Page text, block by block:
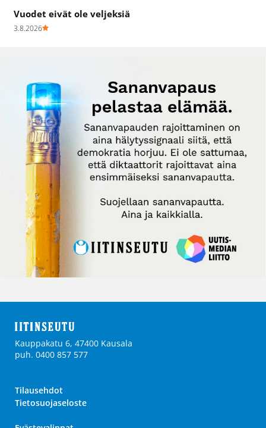
Vuodet eivät ole veljeksiä
3.8.2026
Kauppakatu 6, 47400 Kausala
puh. 0400 857 577
Tilausehdot
Tietosuojaseloste